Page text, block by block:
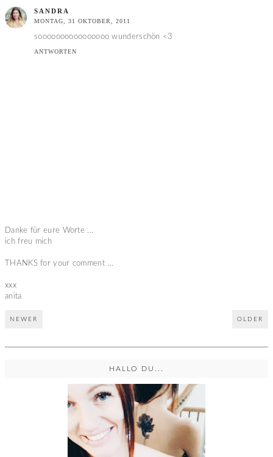
SANDRA
MONTAG, 31 OKTOBER, 2011
soooooooooooooooo wunderschön <3
ANTWORTEN
Danke für eure Worte ...
ich freu mich
THANKS for your comment ...
xxx
anita
NEWER OLDER
HALLO DU...